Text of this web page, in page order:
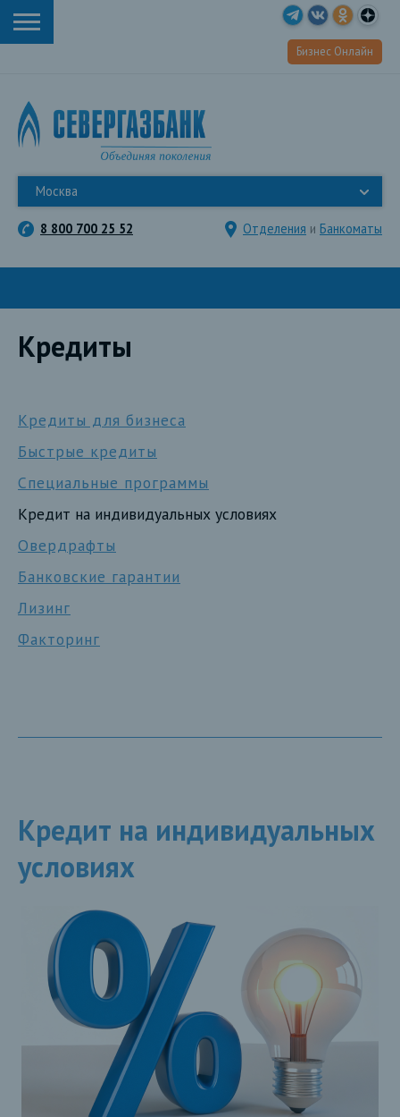
Бизнес Онлайн
Москва
8 800 700 25 52 Отделения и Банкоматы
Кредиты
Кредиты для бизнеса
Быстрые кредиты
Специальные программы
Кредит на индивидуальных условиях
Овердрафты
Банковские гарантии
Лизинг
Факторинг
Кредит на индивидуальных
условиях